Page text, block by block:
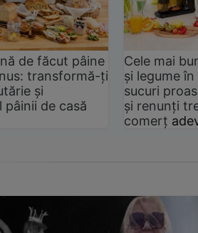
de făcut pâine
transformă-ți
și
pâinii de casă
Cele mai
și legume
sucuri
și renunți
comerț